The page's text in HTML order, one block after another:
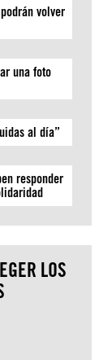
volver
una foto
al día”
responder
LOS